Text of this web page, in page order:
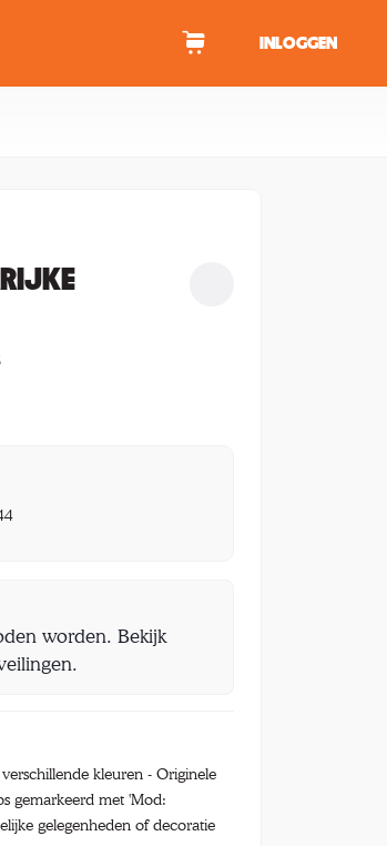
INLOGGEN
worden. Bekijk
kleuren - Originele
gemarkeerd met 'Mod:
gelegenheden of decoratie